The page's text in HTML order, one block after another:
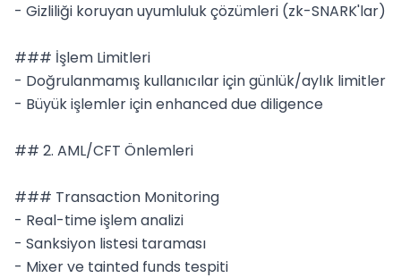
- Gizliliği koruyan uyumluluk çözümleri (zk-SNARK'lar)
### İşlem Limitleri
- Doğrulanmamış kullanıcılar için günlük/aylık limitler
- Büyük işlemler için enhanced due diligence
## 2. AML/CFT Önlemleri
### Transaction Monitoring
- Real-time işlem analizi
- Sanksiyon listesi taraması
- Mixer ve tainted funds tespiti